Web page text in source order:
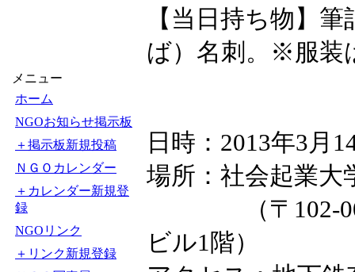
メニュー
ホーム
NGOお知らせ掲示板
＋掲示板新規投稿
ＮＧＯカレンダー
＋カレンダー新規登
録
NGOリンク
＋リンク新規登録
【当日持ち物】
ば）名刺。※服装
日時：2013年3月
場所：社会起業大
（〒102-0084
ビル1階）